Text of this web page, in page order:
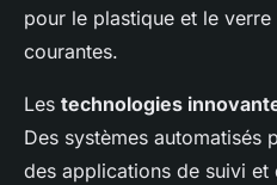
pour le plastique et le
courantes.
Les technologies
Des systèmes automatisés
des applications de suivi